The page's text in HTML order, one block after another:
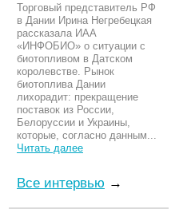
Торговый представитель РФ
в Дании Ирина Негребецкая
рассказала ИАА
«ИНФОБИО» о ситуации с
биотопливом в Датском
королевстве. Рынок
биотоплива Дании
лихорадит: прекращение
поставок из России,
Белоруссии и Украины,
которые, согласно данным...
Читать далее
Все интервью →